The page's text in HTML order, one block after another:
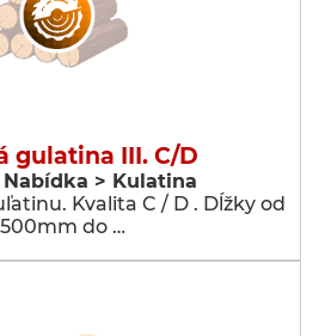
gulatina III. C/D
> Kulatina
Kvalita C / D . Dĺžky od
do …